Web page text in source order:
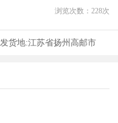
浏览次数： 228次
发货地:江苏省扬州高邮市